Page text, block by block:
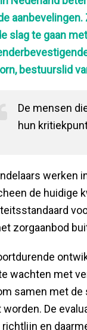
slag te gaan
bestuurslid
De mensen
hun
werken
de huidige
zorgaanbod
wachten met
samen met de
worden. De
richtlijn en